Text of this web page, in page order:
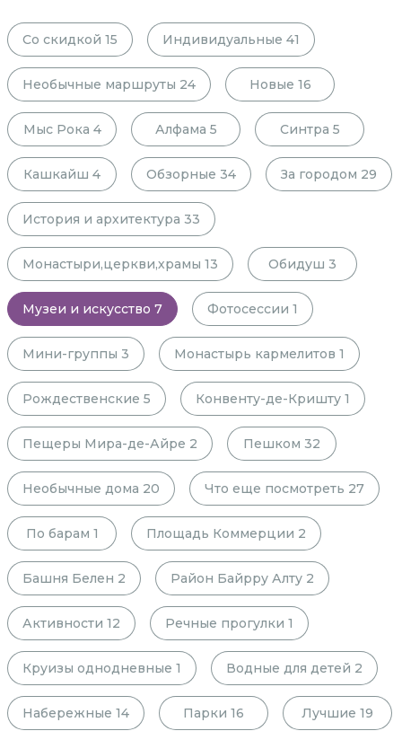
Со скидкой 15 Индивидуальные 41
Необычные маршруты 24 Новые 16
Мыс Рока 4 Алфама 5 Синтра 5
Кашкайш 4 Обзорные 34 За городом 29
История и архитектура 33
Монастыри,церкви,храмы 13 Обидуш 3
Музеи и искусство 7 Фотосессии 1
Мини-группы 3 Монастырь кармелитов 1
Рождественские 5 Конвенту-де-Кришту 1
Пещеры Мира-де-Айре 2 Пешком 32
Необычные дома 20 Что еще посмотреть 27
По барам 1 Площадь Коммерции 2
Башня Белен 2 Район Байрру Алту 2
Активности 12 Речные прогулки 1
Круизы однодневные 1 Водные для детей 2
Набережные 14 Парки 16 Лучшие 19